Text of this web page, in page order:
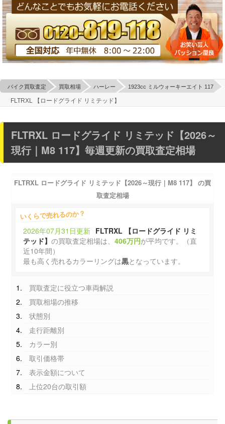
バイク買取査定 買取相場 ハーレー 1923cc ミルウォーキーエイト 117
FLTRXL 【ロードグライド リミテッド】
FLTRXL ロードグライド リミテッド【2026～
現行｜M8 117】毎週更新の買取査定相場
FLTRXL ロードグライド リミテッド【2026～現行｜M8 117】 の買
取査定相場
いくらで売れるのか？
2026年07月31日更新 FLTRXL 【ロードグライド リミ
テッド】の買取査定相場は、406万円が平均です。（直
近10年間）
最も高く売れるカラーリングは黒となっています。
買取査定に役立つ車両解説
買取相場の推移
状態別
走行距離別
カラー別
取引価格帯
表示金額について
上位20台の取引額